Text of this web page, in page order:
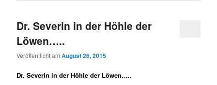
Dr. Severin in der Höhle der
Löwen…..
Veröffentlicht amAugust 26, 2015
Dr. Severin in der Höhle der Löwen…..